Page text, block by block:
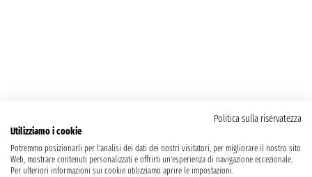
Politica sulla riservatezza
Utilizziamo i cookie
Potremmo posizionarli per l'analisi dei dati dei nostri visitatori, per migliorare il nostro sito
Web, mostrare contenuti personalizzati e offrirti un'esperienza di navigazione eccezionale.
Per ulteriori informazioni sui cookie utilizziamo aprire le impostazioni.